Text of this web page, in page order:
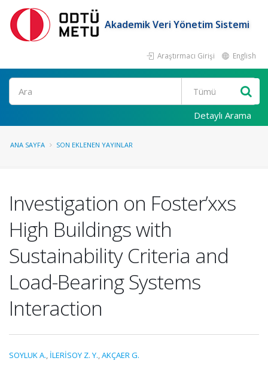
Akademik Veri Yönetim Sistemi
Araştırmacı Girişi English
Ara
Detaylı Arama
ANA SAYFA SON EKLENEN YAYINLAR
Investigation on Foster’xxs
High Buildings with
Sustainability Criteria and
Load-Bearing Systems
Interaction
SOYLUK A., İLERİSOY Z. Y.,AKÇAER G.